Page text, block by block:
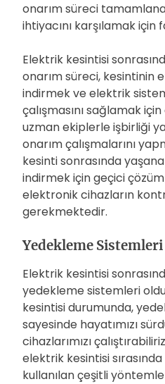
onarım süreci
ihtiyacını karşılamak için
Elektrik kesintisi
onarım süreci, kesintinin
indirmek ve elektrik
çalışmasını sağlamak
uzman ekiplerle işbirliği
onarım çalışmalarını
kesinti sonrasında
indirmek için geçici
elektronik cihazların
gerekmektedir.
Yedekleme Sistemleri
Elektrik kesintisi
yedekleme sistemleri
kesintisi durumunda,
sayesinde hayatımızı
cihazlarımızı
elektrik kesintisi
kullanılan çeşitli